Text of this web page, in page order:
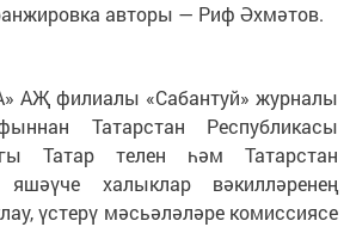
авторы — Риф Әхмәтов.
АҖ филиалы «Сабантуй» журналы
Татарстан Республикасы
Татар телен һәм Татарстан
яшәүче халыклар вәкилләренең
үстерү мәсьәләләре комиссиясе